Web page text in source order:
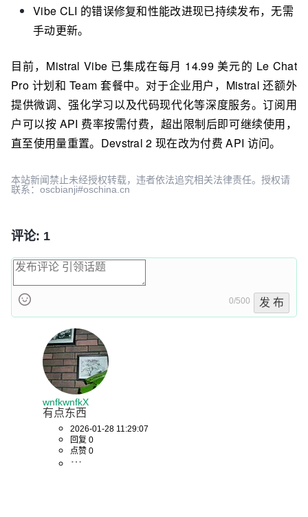
Vibe CLI 的错误修复和性能改进现已持续发布，无需
手动更新。
目前，Mistral Vibe 已集成在每月 14.99 美元的 Le Chat
Pro 计划和 Team 套餐中。对于企业用户，Mistral 还额外
提供微调、强化学习以及代码现代化等深度服务。订阅用
户可以按 API 费率按需付费，超出限制后即可继续使用，
直至使用量重置。Devstral 2 现在改为付费 API 访问。
本站新闻禁止未经授权转载，违者依法追究相关法律责任。授权请
联系：oscbianji#oschina.cn
评论: 1
0/500 发 布
wnfkwnfkX
有点东西
2026-01-28 11:29:07
回复 0
点赞 0